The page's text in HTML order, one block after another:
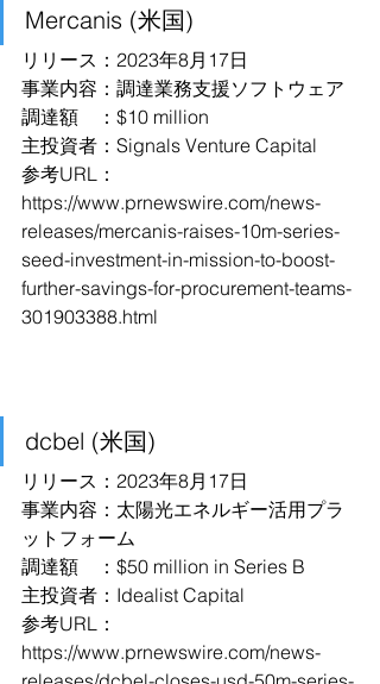
Mercanis (米国)
リリース：2023年8月17日
事業内容：調達業務支援ソフトウェア
調達額　：$10 million
主投資者：Signals Venture Capital
参考URL：
https://www.prnewswire.com/news-
releases/mercanis-raises-10m-series-
seed-investment-in-mission-to-boost-
further-savings-for-procurement-teams-
301903388.html
dcbel (米国)
リリース：2023年8月17日
事業内容：太陽光エネルギー活用プラ
ットフォーム
調達額　：$50 million in Series B
主投資者：Idealist Capital
参考URL：
https://www.prnewswire.com/news-